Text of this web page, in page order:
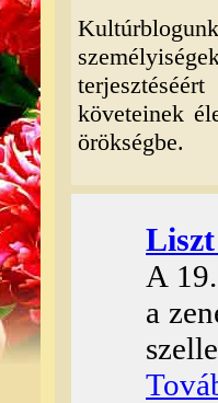
követeinek
örökségbe.
A
a